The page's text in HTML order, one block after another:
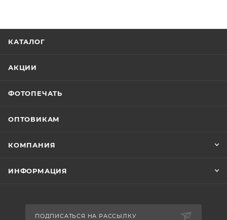
КАТАЛОГ
АКЦИИ
ФОТОПЕЧАТЬ
ОПТОВИКАМ
КОМПАНИЯ
ИНФОРМАЦИЯ
ПОДПИСАТЬСЯ НА РАССЫЛКУ